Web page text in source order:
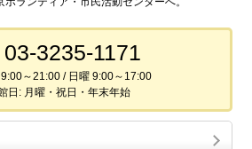
03-3235-1171
～21:00 / 日曜 9:00～17:00
日: 月曜・祝日・年末年始